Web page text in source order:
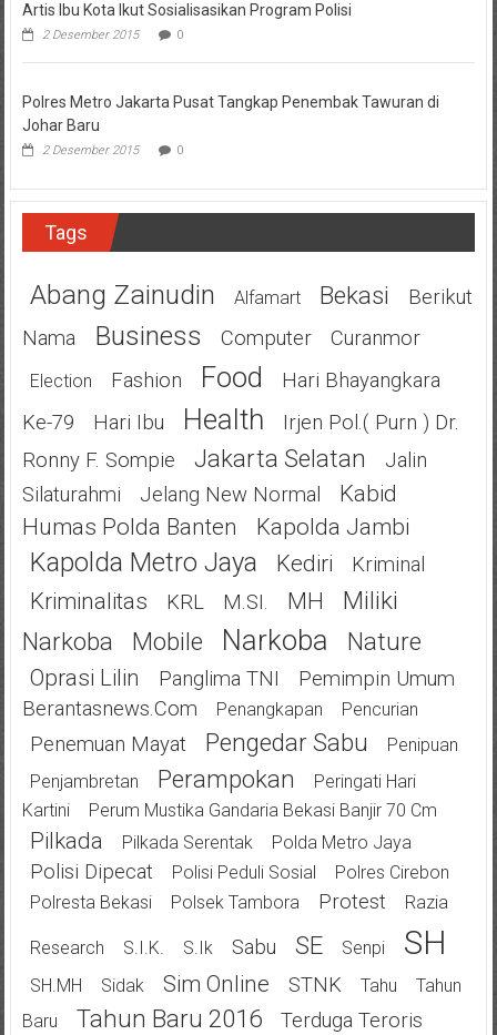
Artis Ibu Kota Ikut Sosialisasikan Program Polisi
2 Desember 2015 0
Polres Metro Jakarta Pusat Tangkap Penembak Tawuran di
Johar Baru
2 Desember 2015 0
Tags
Abang Zainudin Alfamart Bekasi
Berikut
Nama
Business Computer Curanmor
Election Fashion Food
Hari Bhayangkara
Ke-79
Hari Ibu Health
Irjen Pol.( Purn ) Dr.
Ronny F. Sompie
Jakarta Selatan
Jalin
Silaturahmi
Jelang New Normal
Kabid
Humas Polda Banten
Kapolda Jambi
Kapolda Metro Jaya Kediri Kriminal
Kriminalitas KRL M.SI. MH
Miliki
Narkoba
Mobile Narkoba Nature
Oprasi Lilin Panglima TNI
Pemimpin Umum
Berantasnews.com
Penangkapan Pencurian
Penemuan Mayat Pengedar Sabu
Penipuan
Penjambretan
Perampokan
Peringati Hari
Kartini
Perum Mustika Gandaria Bekasi Banjir 70 Cm
Pilkada Pilkada Serentak Polda Metro Jaya
Polisi Dipecat Polisi Peduli Sosial
Polres Cirebon
Polresta Bekasi
Polsek Tambora Protest Razia
Research S.I.K. S.Ik Sabu SE Senpi SH
SH.MH Sidak Sim Online STNK Tahu
Tahun
Baru
Tahun Baru 2016
Terduga Teroris